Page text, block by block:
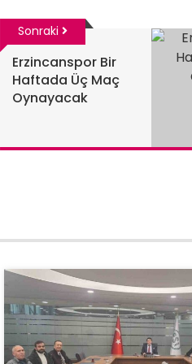
Erzincanspor Bir
Haftada Üç Maç
Oynayacak
Sonraki